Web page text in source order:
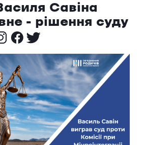
Савіна
- рішення суду